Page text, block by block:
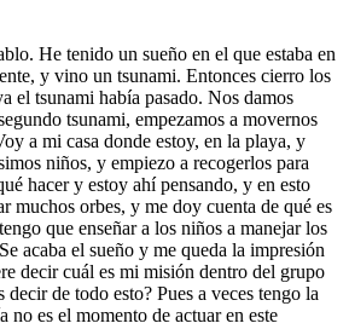
He tenido un sueño en el que estaba en
y vino un tsunami. Entonces cierro los
el tsunami había pasado. Nos damos
tsunami, empezamos a movernos
a mi casa donde estoy, en la playa, y
niños, y empiezo a recogerlos para
hacer y estoy ahí pensando, y en esto
muchos orbes, y me doy cuenta de qué es
que enseñar a los niños a manejar los
acaba el sueño y me queda la impresión
decir cuál es mi misión dentro del grupo
decir de todo esto? Pues a veces tengo la
no es el momento de actuar en este